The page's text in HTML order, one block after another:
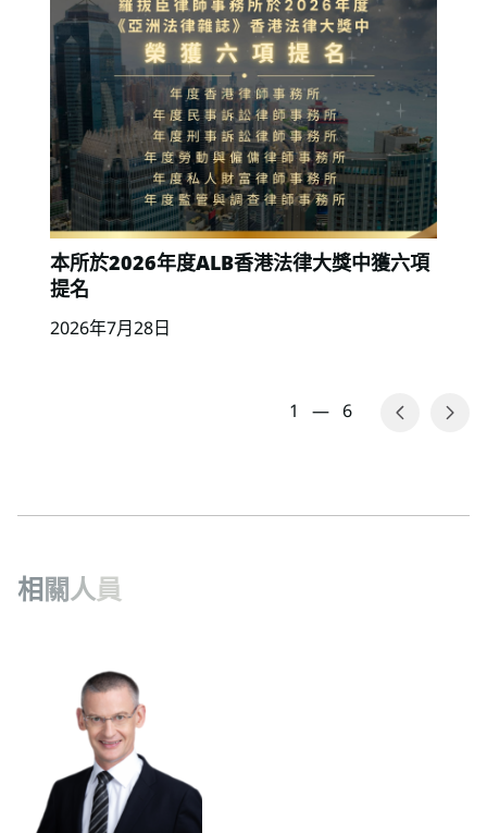
本所於2026年度ALB香港法律大獎中獲六項
提名
2026年7月28日
1 — 6
相關人員